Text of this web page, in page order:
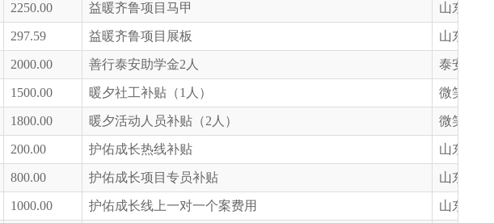
2250.00 益暖齐鲁项目马甲 山东省慈
297.59 益暖齐鲁项目展板 山东省慈
2000.00 善行泰安助学金2人 泰安市慈
1500.00 暖夕社工补贴（1人） 微笑明天
1800.00 暖夕活动人员补贴（2人） 微笑明天
200.00 护佑成长热线补贴 山东省慈
800.00 护佑成长项目专员补贴 山东省慈
1000.00 护佑成长线上一对一个案费用 山东省慈